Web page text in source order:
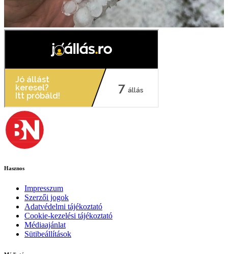
Hasznos
Impresszum
Szerzői jogok
Adatvédelmi tájékoztató
Cookie-kezelési tájékoztató
Médiaajánlat
Sütibeállítások